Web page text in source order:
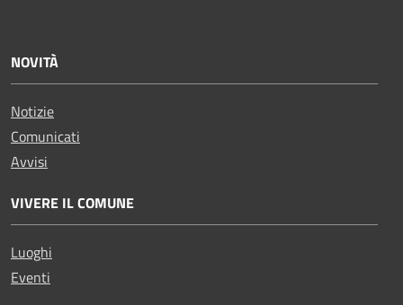
NOVITÀ
Notizie
Comunicati
Avvisi
VIVERE IL COMUNE
Luoghi
Eventi